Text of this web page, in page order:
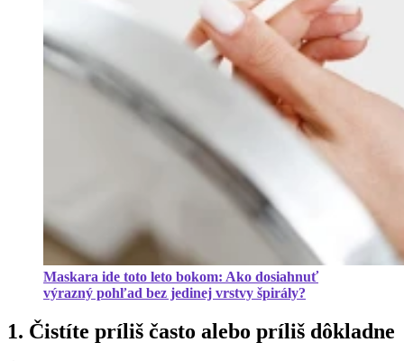
Maskara ide toto leto bokom: Ako dosiahnuť
výrazný pohľad bez jedinej vrstvy špirály?
1. Čistíte príliš často alebo príliš dôkladne